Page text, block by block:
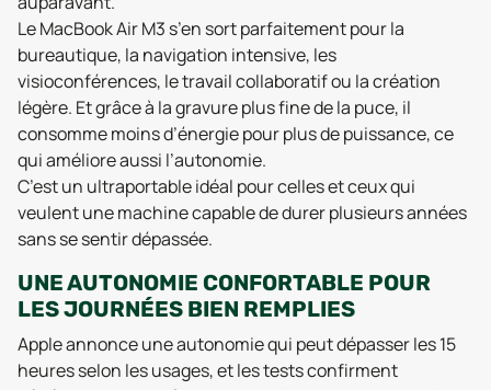
Le MacBook Air M3 s’en sort parfaitement pour la
bureautique, la navigation intensive, les
visioconférences, le travail collaboratif ou la création
légère. Et grâce à la gravure plus fine de la puce, il
consomme moins d’énergie pour plus de puissance, ce
qui améliore aussi l’autonomie.
C’est un ultraportable idéal pour celles et ceux qui
veulent une machine capable de durer plusieurs années
sans se sentir dépassée.
UNE AUTONOMIE CONFORTABLE POUR
LES JOURNÉES BIEN REMPLIES
Apple annonce une autonomie qui peut dépasser les 15
heures selon les usages, et les tests confirment